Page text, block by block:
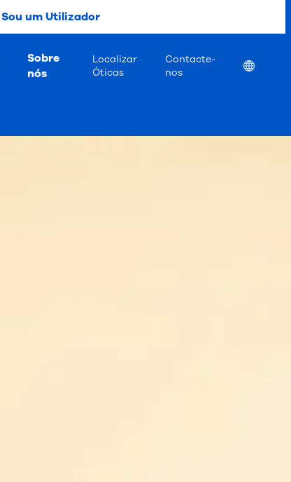
Sou um Utilizador
Sobre
nós
Localizar
Óticas
Contacte-
nos
Location